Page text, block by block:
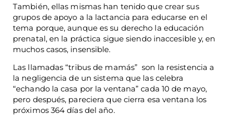
También, ellas mismas han tenido que crear sus
grupos de apoyo a la lactancia para educarse en el
tema porque, aunque es su derecho la educación
prenatal, en la práctica sigue siendo inaccesible y, en
muchos casos, insensible.
Las llamadas “tribus de mamás” son la resistencia a
la negligencia de un sistema que las celebra
“echando la casa por la ventana” cada 10 de mayo,
pero después, pareciera que cierra esa ventana los
próximos 364 días del año.